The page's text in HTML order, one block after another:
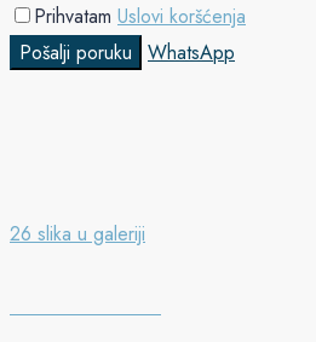
Prihvatam Uslovi koršćenja
Pošalji poruku
WhatsApp
26 slika u galeriji